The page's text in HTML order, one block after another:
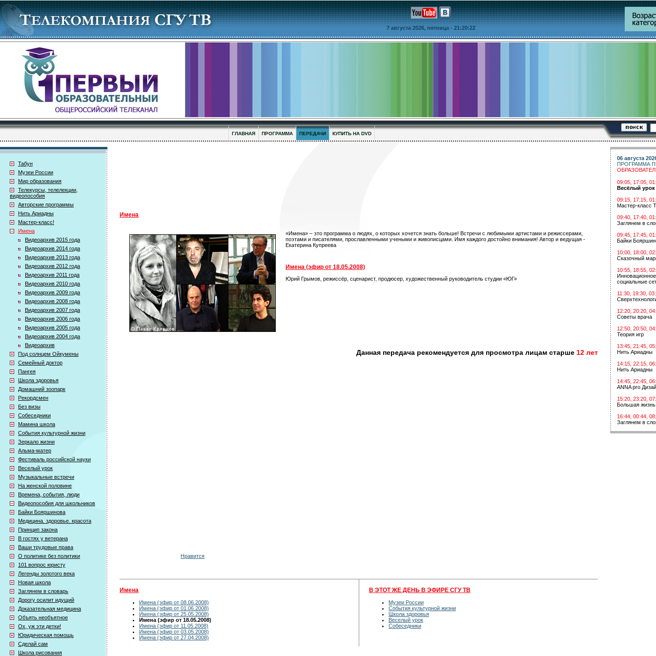
7 августа 2026, пятница - 21:20:22
ГЛАВНАЯ ПРОГРАММА ПЕРЕДАЧИ КУПИТЬ НА DVD
Табун
Музеи России
Мир образования
Телекурсы, телелекции,
видеопособия
Авторские программы
Нить Ариадны
Мастер-класс!
Имена
Видеоархив 2015 года
Видеоархив 2014 года
Видеоархив 2013 года
Видеоархив 2012 года
Видеоархив 2011 года
Видеоархив 2010 года
Видеоархив 2009 года
Видеоархив 2008 года
Видеоархив 2007 года
Видеоархив 2006 года
Видеоархив 2005 года
Видеоархив 2004 года
Видеоархив
Под солнцем Ойкумены
Семейный доктор
Пангея
Школа здоровья
Домашний зоопарк
Рекордсмен
Без визы
Собеседники
Мамина школа
События культурной жизни
Зеркало жизни
Альма-матер
Фестиваль российской науки
Веселый урок
Музыкальные встречи
На женской половине
Времена, события, люди
Видеопособия для школьников
Байки Бояршинова
Медицина. здоровье. красота
Принцип закона
В гостях у ветерана
Ваши трудовые права
О политике без политики
101 вопрос юристу
Легенды золотого века
Новая школа
Заглянем в словарь
Дорогу осилит идущий
Доказательная медицина
Объять необъятное
Ох, уж эти детки!
Юридическая помощь
Сделай сам
Школа рисования
Имена
«Имена» – это программа о людях, о которых хочется знать больше! Встречи с любимыми артистами и режиссерами,
поэтами и писателями, прославленными учеными и живописцами. Имя каждого достойно внимания! Автор и ведущая -
Екатерина Купреева
Имена (эфир от 18.05.2008)
Юрий Грымов, режиссёр, сценарист, продюсер, художественный руководитель студии «ЮГ»
Данная передача рекомендуется для просмотра лицам старше 12 лет
Нравится
Имена
Имена (эфир от 08.06.2008)
Имена (эфир от 01.06.2008)
Имена (эфир от 25.05.2008)
Имена (эфир от 18.05.2008)
Имена (эфир от 11.05.2008)
Имена (эфир от 03.05.2008)
Имена (эфир от 27.04.2008)
В ЭТОТ ЖЕ ДЕНЬ В ЭФИРЕ СГУ ТВ
Музеи России
События культурной жизни
Школа здоровья
Веселый урок
Собеседники
06 августа
ПРОГРАММА
09:05, 17:05,
Весёлый урок
09:15, 17:15,
Мастер-класс
09:40, 17:40,
Заглянем в
09:45, 17:45,
Байки
10:00, 18:00,
Сказочный
10:55, 18:55,
социальные
11:30, 19:30,
12:20, 20:20,
Советы врача
12:50, 20:50,
Теория игр
13:45, 21:45,
Нить Ариадны
14:15, 22:15,
Нить Ариадны
14:45, 22:45,
ANNA pro
15:20, 23:20,
Большая жизнь
16:44, 00:44,
Заглянем в